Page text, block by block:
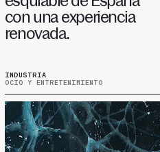
conunaexperiencia
renovada.
INDUSTRIA
OCIO Y ENTRETENIMIENTO